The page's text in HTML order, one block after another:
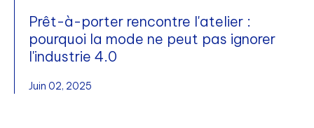
Prêt-à-porter rencontre l'atelier :
pourquoi la mode ne peut pas ignorer
l'industrie 4.0
Juin 02, 2025